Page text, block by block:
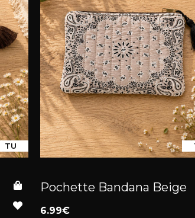
TU
Pochette Bandana Beige
6.99€